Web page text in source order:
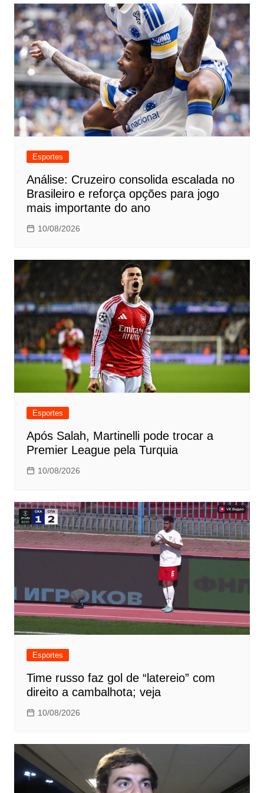
Esportes
Análise: Cruzeiro consolida escalada no
Brasileiro e reforça opções para jogo
mais importante do ano
10/08/2026
Esportes
Após Salah, Martinelli pode trocar a
Premier League pela Turquia
10/08/2026
Esportes
Time russo faz gol de “latereio” com
direito a cambalhota; veja
10/08/2026